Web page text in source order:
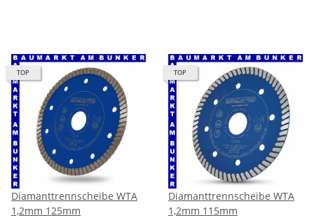
TOP
Diamanttrennscheibe WTA
1,2mm 125mm
TOP
Diamanttrennscheibe WTA
1,2mm 115mm